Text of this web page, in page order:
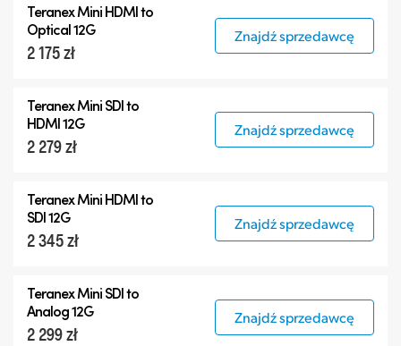
Teranex Mini HDMI to
Optical 12G
2 175 zł
Znajdź sprzedawcę
Teranex Mini SDI to
HDMI 12G
2 279 zł
Znajdź sprzedawcę
Teranex Mini HDMI to
SDI 12G
2 345 zł
Znajdź sprzedawcę
Teranex Mini SDI to
Analog 12G
2 299 zł
Znajdź sprzedawcę